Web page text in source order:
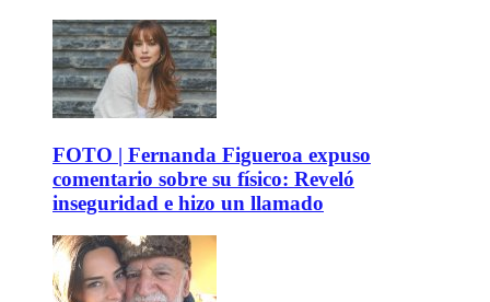
FOTO | Fernanda Figueroa expuso
comentario sobre su físico: Reveló
inseguridad e hizo un llamado